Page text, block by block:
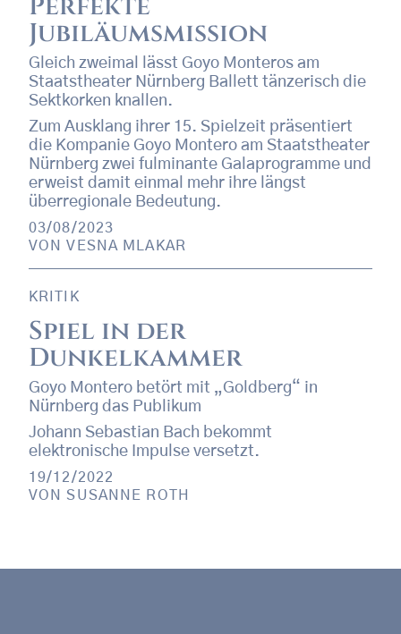
Jubiläumsmission
Gleich zweimal lässt Goyo Monteros am
Staatstheater Nürnberg Ballett tänzerisch die
Sektkorken knallen.
Zum Ausklang ihrer 15. Spielzeit präsentiert
die Kompanie Goyo Montero am Staatstheater
Nürnberg zwei fulminante Galaprogramme und
erweist damit einmal mehr ihre längst
überregionale Bedeutung.
03/08/2023
VONVESNA MLAKAR
KRITIK
Spiel in der
Dunkelkammer
Goyo Montero betört mit „Goldberg“ in
Nürnberg das Publikum
Johann Sebastian Bach bekommt
elektronische Impulse versetzt.
19/12/2022
VON SUSANNE ROTH